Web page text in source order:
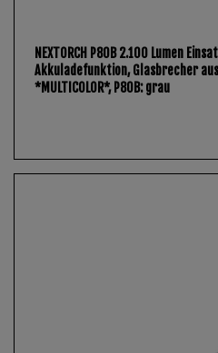
NEXTORCH P80B 2.100 Lumen
Akkuladefunktion, Glasbrecher
*MULTICOLOR*, P80B: grau